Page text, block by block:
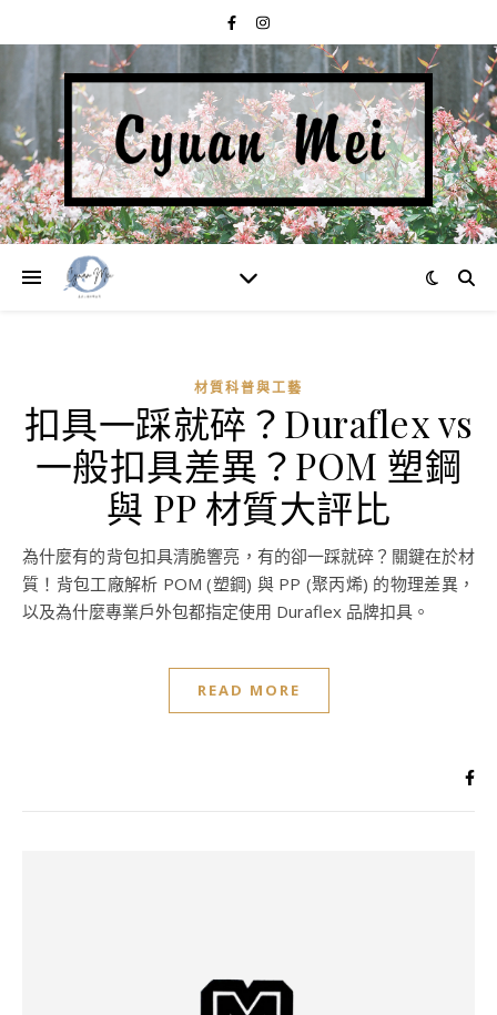
材質科普與工藝
扣具一踩就碎？Duraflex vs
一般扣具差異？POM 塑鋼
與 PP 材質大評比
為什麼有的背包扣具清脆響亮，有的卻一踩就碎？關鍵在於材
質！背包工廠解析 POM (塑鋼) 與 PP (聚丙烯) 的物理差異，
以及為什麼專業戶外包都指定使用 Duraflex 品牌扣具。
READ MORE